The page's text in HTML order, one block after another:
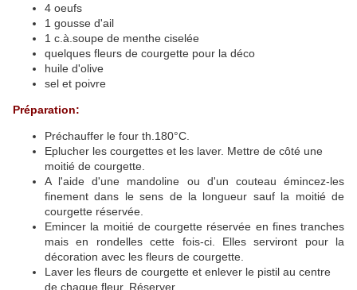
4 oeufs
1 gousse d'ail
1 c.à.soupe de menthe ciselée
quelques fleurs de courgette pour la déco
huile d'olive
sel et poivre
Préparation:
Préchauffer le four th.180°C.
Eplucher les courgettes et les laver. Mettre de côté une
moitié de courgette.
A l'aide d'une mandoline ou d'un couteau émincez-les
finement dans le sens de la longueur sauf la moitié de
courgette réservée.
Emincer la moitié de courgette réservée en fines tranches
mais en rondelles cette fois-ci. Elles serviront pour la
décoration avec les fleurs de courgette.
Laver les fleurs de courgette et enlever le pistil au centre
de chaque fleur. Réserver.